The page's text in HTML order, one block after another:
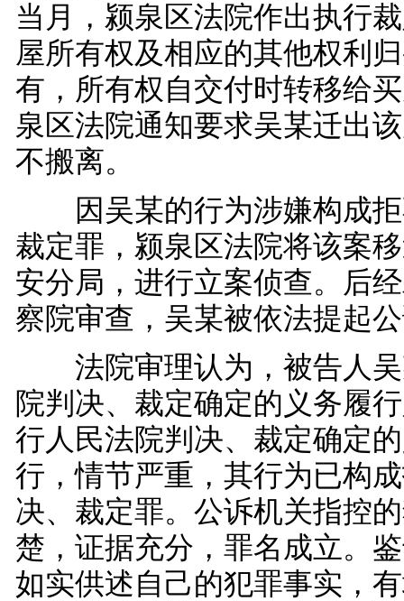
当月，颍泉区法院作出执行
屋所有权及相应的其他权利
有，所有权自交付时转移给
泉区法院通知要求吴某迁出
不搬离。
因吴某的行为涉嫌构成拒
裁定罪，颍泉区法院将该案
安分局，进行立案侦查。后
察院审查，吴某被依法提起
法院审理认为，被告人吴
院判决、裁定确定的义务履
行人民法院判决、裁定确定
行，情节严重，其行为已构
决、裁定罪。公诉机关指控
楚，证据充分，罪名成立。
如实供述自己的犯罪事实，